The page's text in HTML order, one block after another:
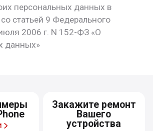
персональных данных в
статьей 9 Федерального
2006 г. N 152-ФЗ «О
данных»
Закажите ремонт
Вашего
устройства